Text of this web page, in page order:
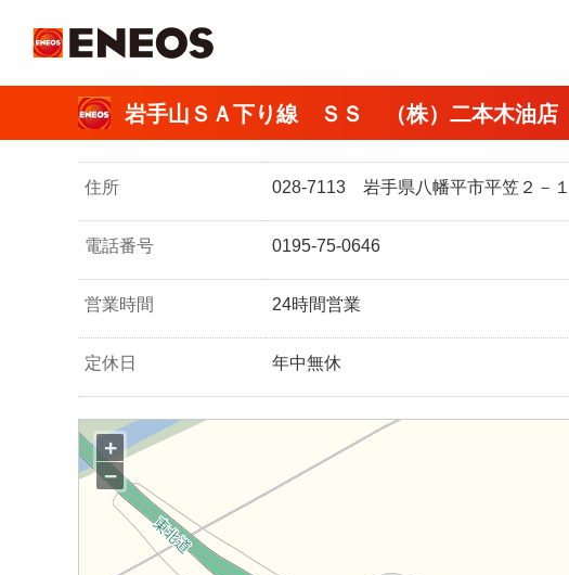
岩手山ＳＡ下り線 ＳＳ （株）二本木油店
住所 028-7113 岩手県八幡平市平笠２－
電話番号 0195-75-0646
営業時間 24時間営業
定休日 年中無休
+
−